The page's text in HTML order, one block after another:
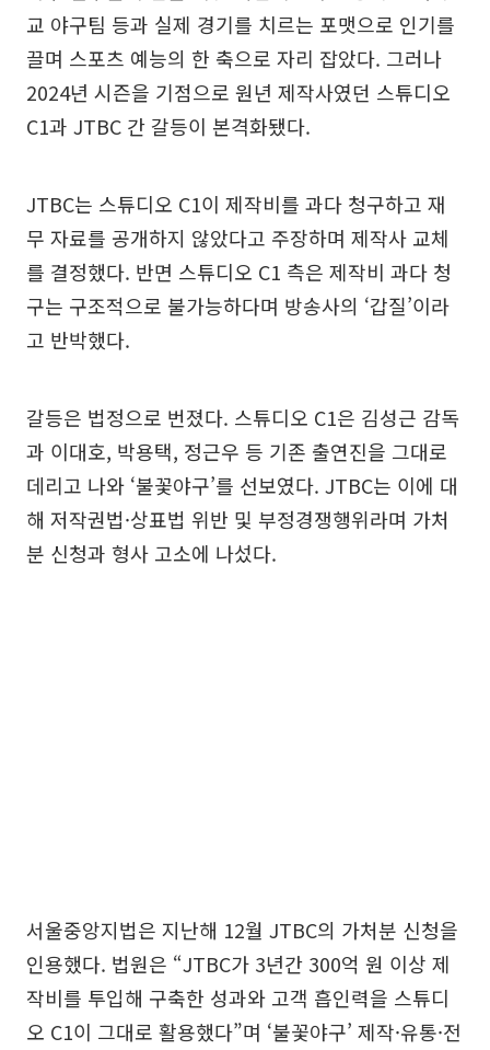
교 야구팀 등과 실제 경기를 치르는 포맷으로 인기를
끌며 스포츠 예능의 한 축으로 자리 잡았다. 그러나
2024년 시즌을 기점으로 원년 제작사였던 스튜디오
C1과 JTBC 간 갈등이 본격화됐다.
JTBC는 스튜디오 C1이 제작비를 과다 청구하고 재
무 자료를 공개하지 않았다고 주장하며 제작사 교체
를 결정했다. 반면 스튜디오 C1 측은 제작비 과다 청
구는 구조적으로 불가능하다며 방송사의 ‘갑질’이라
고 반박했다.
갈등은 법정으로 번졌다. 스튜디오 C1은 김성근 감독
과 이대호, 박용택, 정근우 등 기존 출연진을 그대로
데리고 나와 ‘불꽃야구’를 선보였다. JTBC는 이에 대
해 저작권법·상표법 위반 및 부정경쟁행위라며 가처
분 신청과 형사 고소에 나섰다.
서울중앙지법은 지난해 12월 JTBC의 가처분 신청을
인용했다. 법원은 “JTBC가 3년간 300억 원 이상 제
작비를 투입해 구축한 성과와 고객 흡인력을 스튜디
오 C1이 그대로 활용했다”며 ‘불꽃야구’ 제작·유통·전